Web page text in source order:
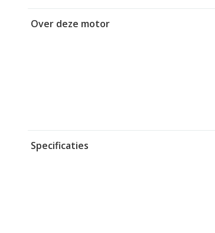
Over deze motor
Specificaties